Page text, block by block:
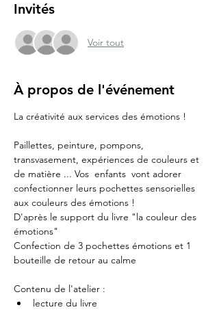
Invités
Voir tout
À propos de l'événement
La créativité aux services des émotions !
Paillettes, peinture, pompons,
transvasement, expériences de couleurs et
de matière ... Vos  enfants  vont adorer
confectionner leurs pochettes sensorielles
aux couleurs des émotions !
D'après le support du livre "la couleur des
émotions"
Confection de 3 pochettes émotions et 1
bouteille de retour au calme
Contenu de l'atelier :
lecture du livre